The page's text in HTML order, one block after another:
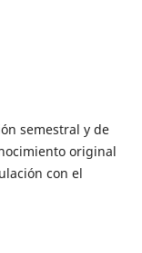
semestral y de
original
con el